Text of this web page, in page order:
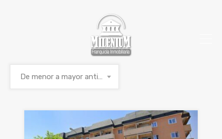
De menor a mayor antigüedad